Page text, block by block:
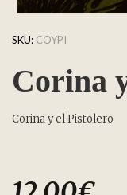
SKU: COYPI
Corina
Corina y el Pistolero